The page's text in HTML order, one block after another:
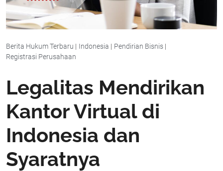
Berita Hukum Terbaru | Indonesia | Pendirian Bisnis |
Registrasi Perusahaan
Legalitas Mendirikan
Kantor Virtual di
Indonesia dan
Syaratnya